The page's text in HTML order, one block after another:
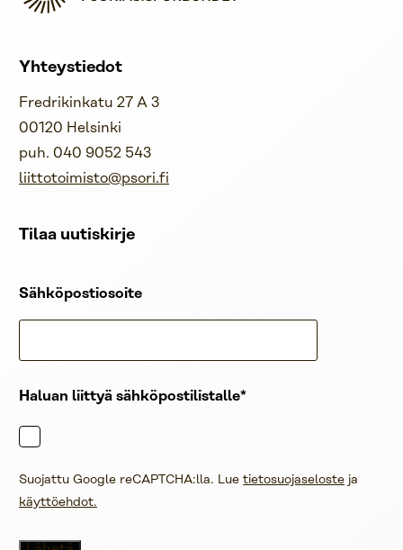
Yhteystiedot
Fredrikinkatu 27 A 3
00120 Helsinki
puh. 040 9052 543
liittotoimisto@psori.fi
Tilaa uutiskirje
Sähköpostiosoite
Haluan liittyä sähköpostilistalle
Suojattu Google reCAPTCHA:lla. Lue tietosuojaseloste ja
käyttöehdot.